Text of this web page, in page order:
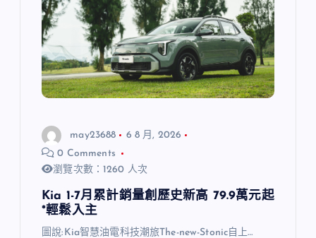
may23688
6 8 月, 2026
0 Comments
瀏覽次數：1260 人次
Kia 1-7月累計銷量創歷史新高 79.9萬元起
*輕鬆入主
圖說:Kia智慧油電科技潮旅The-new-Stonic自上…